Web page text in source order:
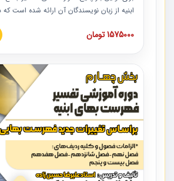
ابنیه از زبان نویسندگان آن ارائه شده است
ردیف ها و مطالب فهرست بها تفسیر و
دوره به صورت کامل تصویری بوده و به همراه
دوره با کلام مهندس علیرضاحسین‌زاده مدیر
مشاور در امر بازنگری فهرست بها رشته ابنیه
همکارانی که در حوزه صنعت ساخت در حال
توصیه می کنیم از مطالب این دوره استفاده
1575000 تومان